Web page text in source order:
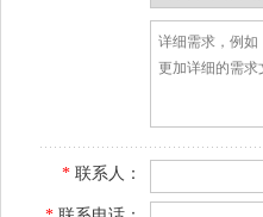
* 联系人：